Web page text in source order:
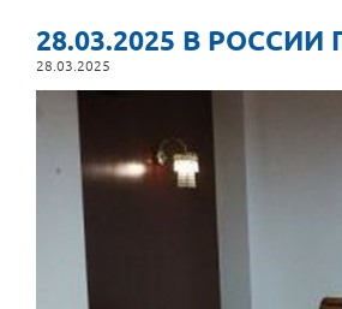
28.03.2025 В
28.03.2025